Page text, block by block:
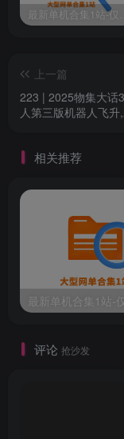
上一篇
223 | 2025物集大话
人第三版机器人飞升
相关推荐
评论 抢沙发